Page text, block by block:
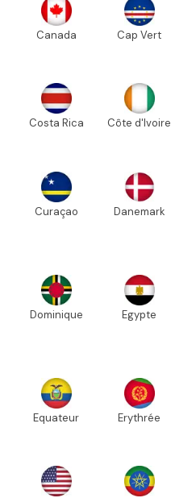
Canada Cap Vert
Costa Rica Côte d'Ivoire
Curaçao Danemark
Dominique Egypte
Equateur Erythrée